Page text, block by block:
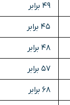
49 برابر
45 برابر
48 برابر
57 برابر
68 برابر